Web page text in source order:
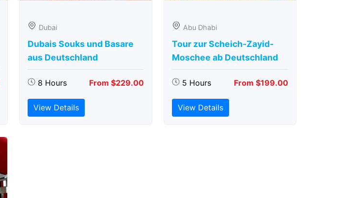
Dubai
Dubais Souks und Basare
aus Deutschland
8 Hours From $229.00
View Details
Abu Dhabi
Tour zur Scheich-Zayid-
Moschee ab Deutschland
5 Hours From $199.00
View Details